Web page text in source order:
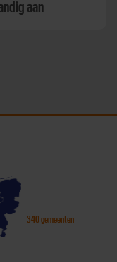
aan
340 gemeenten